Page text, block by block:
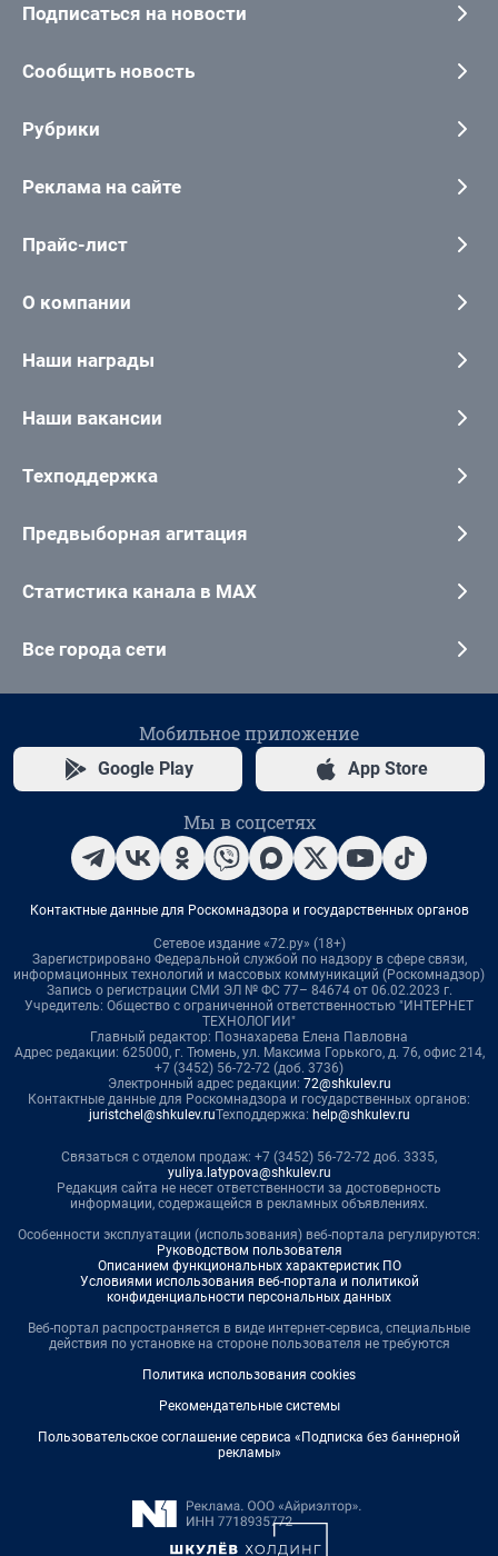
Подписаться на новости
Сообщить новость
Рубрики
Реклама на сайте
Прайс-лист
О компании
Наши награды
Наши вакансии
Техподдержка
Предвыборная агитация
Статистика канала в MAX
Все города сети
Мобильное приложение
Google Play App Store
Мы в соцсетях
Контактные данные для Роскомнадзора и государственных органов
Сетевое издание «72.ру» (18+)
Зарегистрировано Федеральной службой по надзору в сфере связи,
информационных технологий и массовых коммуникаций (Роскомнадзор)
Запись о регистрации СМИ ЭЛ № ФС 77– 84674 от 06.02.2023 г.
Учредитель: Общество с ограниченной ответственностью "ИНТЕРНЕТ
ТЕХНОЛОГИИ"
Главный редактор: Познахарева Елена Павловна
Адрес редакции: 625000, г. Тюмень, ул. Максима Горького, д. 76, офис 214,
+7 (3452) 56-72-72 (доб. 3736)
Электронный адрес редакции: 72@shkulev.ru
Контактные данные для Роскомнадзора и государственных органов:
juristchel@shkulev.ruТехподдержка: help@shkulev.ru
Связаться с отделом продаж: +7 (3452) 56-72-72 доб. 3335,
yuliya.latypova@shkulev.ru
Редакция сайта не несет ответственности за достоверность
информации, содержащейся в рекламных объявлениях.
Особенности эксплуатации (использования) веб-портала регулируются:
Руководством пользователя
Описанием функциональных характеристик ПО
Условиями использования веб-портала и политикой
конфиденциальности персональных данных
Веб-портал распространяется в виде интернет-сервиса, специальные
действия по установке на стороне пользователя не требуются
Политика использования cookies
Рекомендательные системы
Пользовательское соглашение сервиса «Подписка без баннерной
рекламы»